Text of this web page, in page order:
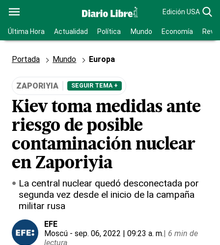
Edición USA
Última Hora Actualidad Política Mundo Economía
Portada Mundo Europa
ZAPORIYIA SEGUIR TEMA +
Kiev toma medidas ante
riesgo de posible
contaminación nuclear
en Zaporiyia
La central nuclear quedó desconectada por
segunda vez desde el inicio de la campaña
militar rusa
EFE
Moscú - sep. 06, 2022 | 09:23 a. m.| 6 min de
lectura